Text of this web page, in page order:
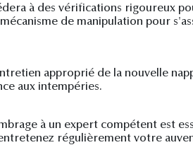
à des vérifications rigoureux
de manipulation pour
approprié de la nouvelle
aux intempéries.
à un expert compétent est
régulièrement votre